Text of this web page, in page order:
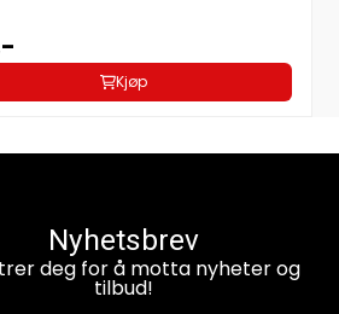
Kjøp
Nyhetsbrev
deg for å motta nyheter og
tilbud!